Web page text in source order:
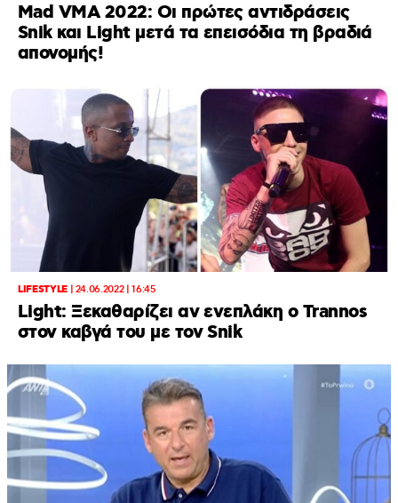
Mad VMA 2022: Οι πρώτες αντιδράσεις
Snik και Light μετά τα επεισόδια τη βραδιά
απονομής!
LIFESTYLE| 24.06.2022 | 16:45
Light: Ξεκαθαρίζει αν ενεπλάκη ο Trannos
στον καβγά του με τον Snik